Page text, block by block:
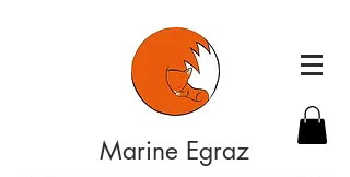
Marine Egraz